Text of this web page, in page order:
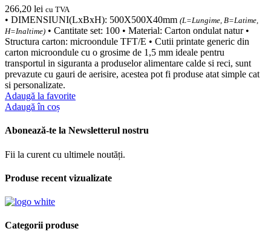
266,20 lei cu TVA
• DIMENSIUNI(LxBxH): 500X500X40mm (L=Lungime, B=Latime,
H=Inaltime) • Cantitate set: 100 • Material: Carton ondulat natur •
Structura carton: microondule TFT/E • Cutii printate generic din
carton microondule cu o grosime de 1,5 mm ideale pentru
transportul in siguranta a produselor alimentare calde si reci, sunt
prevazute cu gauri de aerisire, acestea pot fi produse atat simple cat
si personalizate.
Adaugă la favorite
Adaugă în coș
Abonează-te la Newsletterul nostru
Fii la curent cu ultimele noutăți.
Produse recent vizualizate
Categorii produse